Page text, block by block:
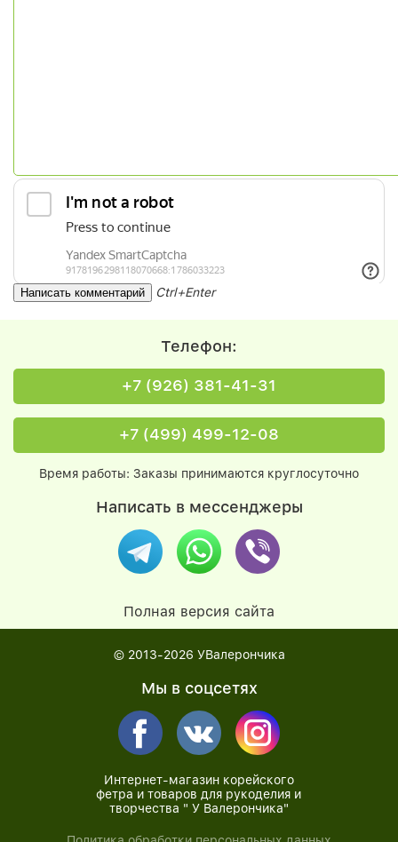
Ctrl+Enter
Телефон:
+7 (926) 381-41-31
+7 (499) 499-12-08
Время работы: Заказы принимаются круглосуточно
Написать в мессенджеры
Полная версия сайта
© 2013-2026 УВалерончика
Мы в соцсетях
Интернет-магазин корейского
фетра и товаров для рукоделия и
творчества " У Валерончика"